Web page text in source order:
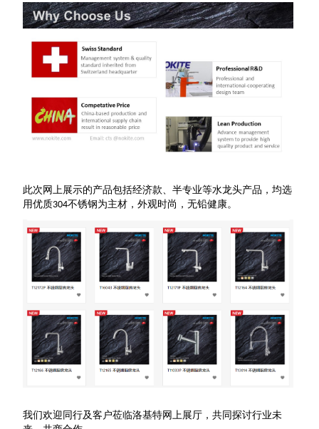
此次网上展示的产品包括经济款、半专业等水龙头产品，均选
用优质304不锈钢为主材，外观时尚，无铅健康。
我们欢迎同行及客户莅临洛基特网上展厅，共同探讨行业未